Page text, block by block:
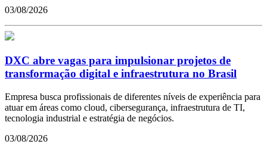
03/08/2026
DXC abre vagas para impulsionar projetos de
transformação digital e infraestrutura no Brasil
Empresa busca profissionais de diferentes níveis de experiência para
atuar em áreas como cloud, cibersegurança, infraestrutura de TI,
tecnologia industrial e estratégia de negócios.
03/08/2026